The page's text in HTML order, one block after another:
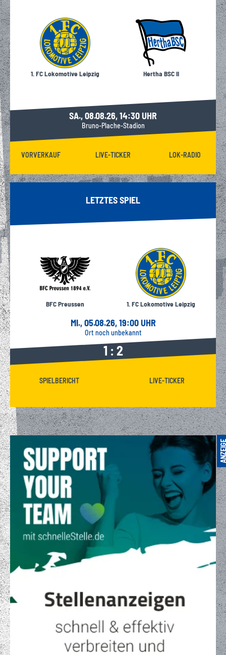
1. FC Lokomotive Leipzig Hertha BSC II
SA., 08.08.26, 14:30 UHR
Bruno-Plache-Stadion
VORVERKAUF LIVE-TICKER LOK-RADIO
LETZTES SPIEL
BFC Preussen 1. FC Lokomotive Leipzig
MI., 05.08.26, 19:00 UHR
Ort noch unbekannt
1 : 2
SPIELBERICHT LIVE-TICKER